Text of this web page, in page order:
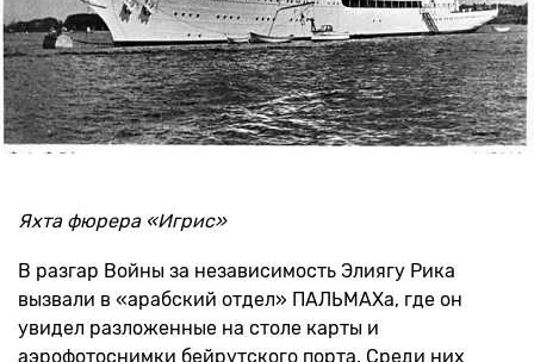
Яхта фюрера «Игрис»
В разгар Войны за независимость Элиягу Рика
вызвали в «арабский отдел» ПАЛЬМАХа, где он
увидел разложенные на столе карты и
аэрофотоснимки бейрутского порта. Среди них